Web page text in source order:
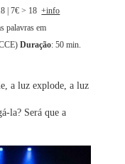
| 7€ > 18+info
palavras em
Duração: 50 min.
a luz explode, a luz
la? Será que a